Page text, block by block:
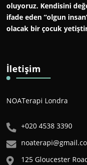
oluyoruz. Kendisini
ifade eden “olgun
olacak bir çocuk
İletişim
NOATerapi Londra
+020 4538 3390
125 Gloucester